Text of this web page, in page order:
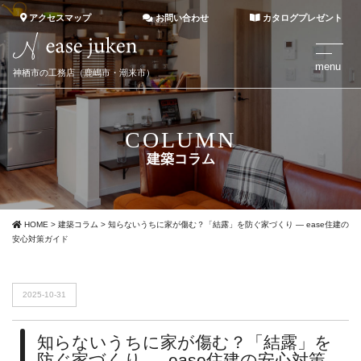
神栖市の工務店（鹿嶋市・潮来市）
アクセスマップ お問い合わせ カタログプレゼント
COLUMN
建築コラム
HOME > 建築コラム > 知らないうちに家が傷む？「結露」を防ぐ家づくり ― ease住建の
安心対策ガイド
2025-10-31
知らないうちに家が傷む？「結露」を